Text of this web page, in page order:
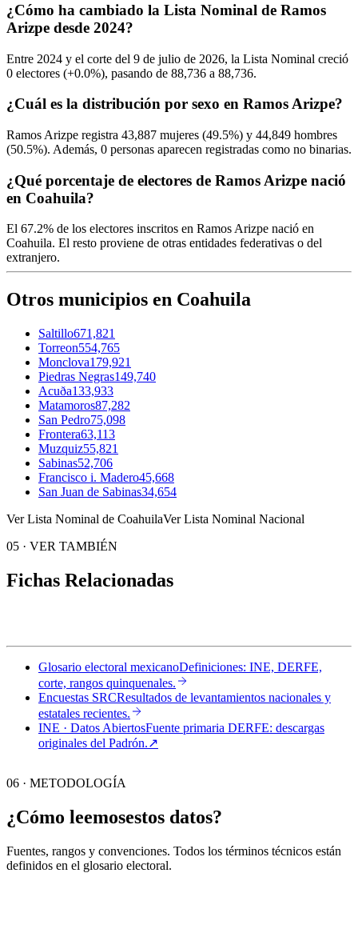
¿Cómo ha cambiado la Lista Nominal de Ramos
Arizpe desde 2024?
Entre 2024 y el corte del 9 de julio de 2026, la Lista Nominal creció
0 electores (+0.0%), pasando de 88,736 a 88,736.
¿Cuál es la distribución por sexo en Ramos Arizpe?
Ramos Arizpe registra 43,887 mujeres (49.5%) y 44,849 hombres
(50.5%). Además, 0 personas aparecen registradas como no binarias.
¿Qué porcentaje de electores de Ramos Arizpe nació
en Coahuila?
El 67.2% de los electores inscritos en Ramos Arizpe nació en
Coahuila. El resto proviene de otras entidades federativas o del
extranjero.
Otros municipios en Coahuila
Saltillo671,821
Torreon554,765
Monclova179,921
Piedras Negras149,740
Acuða133,933
Matamoros87,282
San Pedro75,098
Frontera63,113
Muzquiz55,821
Sabinas52,706
Francisco i. Madero45,668
San Juan de Sabinas34,654
Ver Lista Nominal de CoahuilaVer Lista Nominal Nacional
05 · VER TAMBIÉN
Fichas Relacionadas
Glosario electoral mexicanoDefiniciones: INE, DERFE,
corte, rangos quinquenales.
Encuestas SRCResultados de levantamientos nacionales y
estatales recientes.
INE · Datos AbiertosFuente primaria DERFE: descargas
originales del Padrón.↗︎
06 · METODOLOGÍA
¿Cómo leemosestos datos?
Fuentes, rangos y convenciones. Todos los términos técnicos están
definidos en el glosario electoral.